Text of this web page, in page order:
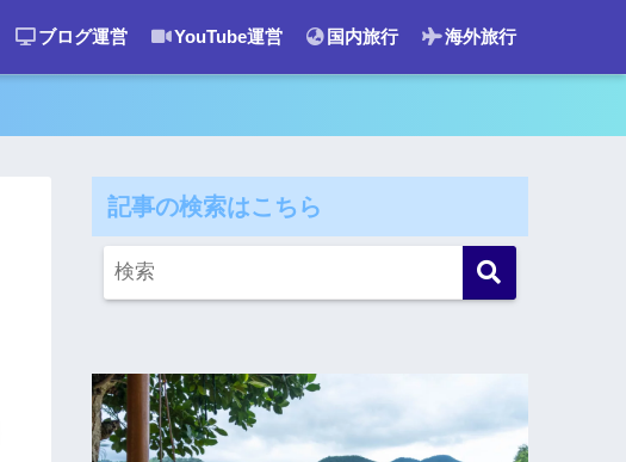
ブログ運営 YouTube運営 国内旅行 海外旅行
記事の検索はこちら